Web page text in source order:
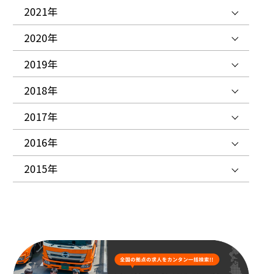
2021年
2020年
2019年
2018年
2017年
2016年
2015年